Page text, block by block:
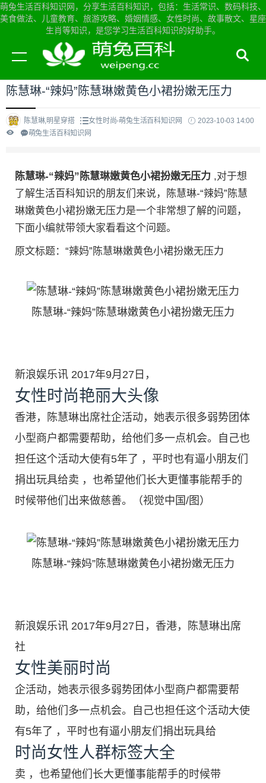
萌兔生活百科知识网，分享生活百科知识，包括：生活常识、数码科技、
美食做法、儿童教育、旅游攻略、婚姻情感、女性时尚、故事散文、星座
生肖等知识，是您学习生活百科知识的好助手。
当前位置： 萌兔生活百科知识网首页>女性时尚
陈慧琳-“辣妈”陈慧琳嫩黄色小裙扮嫩无压力
陈慧琳,明星穿搭 女性时尚-萌兔生活百科知识网
2023-10-03 14:00
萌兔生活百科知识网
陈慧琳-“辣妈”陈慧琳嫩黄色小裙扮嫩无压力 ,对于想
了解生活百科知识的朋友们来说，陈慧琳-“辣妈”陈慧
琳嫩黄色小裙扮嫩无压力是一个非常想了解的问题，
下面小编就带领大家看看这个问题。
原文标题：“辣妈”陈慧琳嫩黄色小裙扮嫩无压力
陈慧琳-“辣妈”陈慧琳嫩黄色小裙扮嫩无压力
新浪娱乐讯 2017年9月27日，
女性时尚艳丽大头像
香港，陈慧琳出席社企活动，她表示很多弱势团体
小型商户都需要帮助，给他们多一点机会。自己也
担任这个活动大使有5年了 ，平时也有逼小朋友们
捐出玩具给卖 ，也希望他们长大更懂事能帮手的
时候带他们出来做慈善。（视觉中国/图）
陈慧琳-“辣妈”陈慧琳嫩黄色小裙扮嫩无压力
新浪娱乐讯 2017年9月27日，香港，陈慧琳出席
社
女性美丽时尚
企活动，她表示很多弱势团体小型商户都需要帮
助，给他们多一点机会。自己也担任这个活动大使
有5年了 ，平时也有逼小朋友们捐出玩具给
时尚女性人群标签大全
卖 ，也希望他们长大更懂事能帮手的时候带